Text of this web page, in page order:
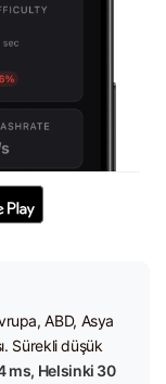
ABD, Asya
Sürekli düşük
ms, Helsinki 30